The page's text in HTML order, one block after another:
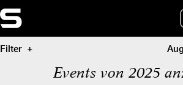
Filter
Events von 2025